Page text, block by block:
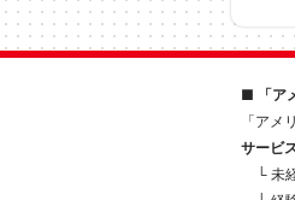
■ 「ア
「アメ
サービ
└ 未